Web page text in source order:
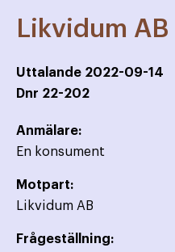
Likvidum AB
Uttalande 2022-09-14
Dnr 22-202
Anmälare:
En konsument
Motpart:
Likvidum AB
Frågeställning: